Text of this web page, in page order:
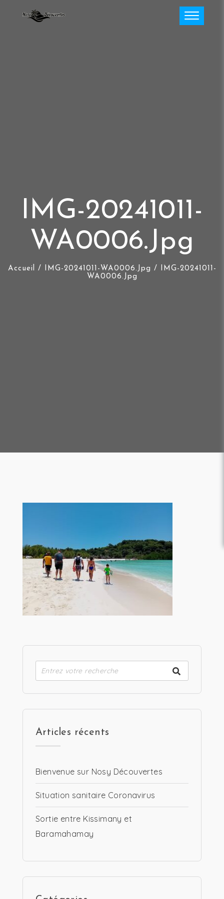
IMG-20241011-
WA0006.jpg
Accueil / IMG-20241011-WA0006.jpg / IMG-20241011-
WA0006.jpg
Articles récents
Bienvenue sur Nosy Découvertes
Situation sanitaire Coronavirus
Sortie entre Kissimany et
Baramahamay